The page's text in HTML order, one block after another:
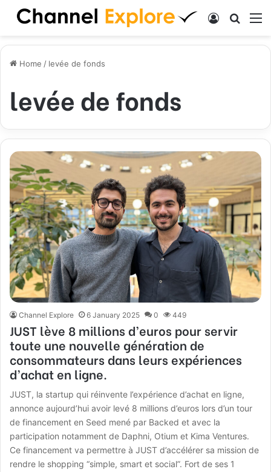
Log In
Home / levée de fonds
levée de fonds
Channel Explore 6 January 2025 0 449
JUST lève 8 millions d’euros pour servir
toute une nouvelle génération de
consommateurs dans leurs expériences
d’achat en ligne.
JUST, la startup qui réinvente l’expérience d’achat en ligne,
annonce aujourd’hui avoir levé 8 millions d’euros lors d’un tour
de financement en Seed mené par Backed et avec la
participation notamment de Daphni, Otium et Kima Ventures.
Ce financement va permettre à JUST d’accélérer sa mission de
rendre le shopping “simple, smart et social”. Fort de ses 1